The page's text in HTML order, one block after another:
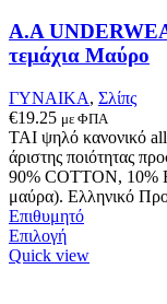
στη
σελίδα
του
προϊόντος
A.A
τεμάχια Μαύρο
ΓΥΝΑΙΚΑ, Σλίπς
€19.25 με ΦΠΑ
ΤΑΙ ψηλό κανονικό
άριστης ποιότητας
90% COTTON, 10%
μαύρα). Ελληνικό
Επιθυμητό
ΕπιλογήΑυτό
το
Quick view